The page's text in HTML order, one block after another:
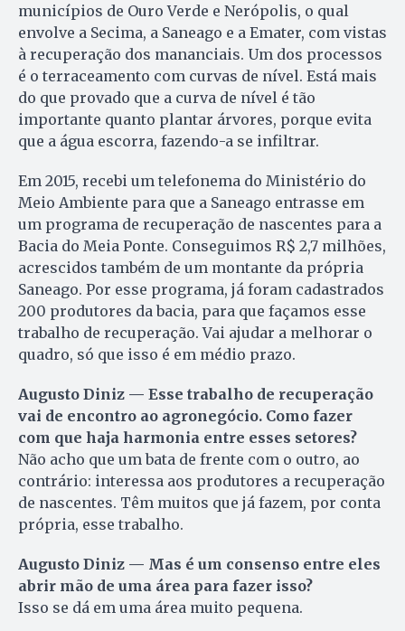
municípios de Ouro Verde e Nerópolis, o qual
envolve a Secima, a Saneago e a Emater, com vistas
à recuperação dos mananciais. Um dos processos
é o terraceamento com curvas de nível. Está mais
do que provado que a curva de nível é tão
importante quanto plantar árvores, porque evita
que a água escorra, fazendo-a se infiltrar.
Em 2015, recebi um telefonema do Ministério do
Meio Ambiente para que a Saneago entrasse em
um programa de recuperação de nascentes para a
Bacia do Meia Ponte. Conseguimos R$ 2,7 milhões,
acrescidos também de um montante da própria
Saneago. Por esse programa, já foram cadastrados
200 produtores da bacia, para que façamos esse
trabalho de recuperação. Vai ajudar a melhorar o
quadro, só que isso é em médio prazo.
Augusto Diniz — Esse trabalho de recuperação
vai de encontro ao agronegócio. Como fazer
com que haja harmonia entre esses setores?
Não acho que um bata de frente com o outro, ao
contrário: interessa aos produtores a recuperação
de nascentes. Têm muitos que já fazem, por conta
própria, esse trabalho.
Augusto Diniz — Mas é um consenso entre eles
abrir mão de uma área para fazer isso?
Isso se dá em uma área muito pequena.